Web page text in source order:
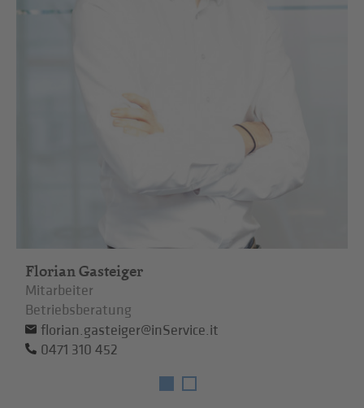
Florian Gasteiger
Mitarbeiter
Betriebsberatung
florian.gasteiger@inService.it
0471 310 452